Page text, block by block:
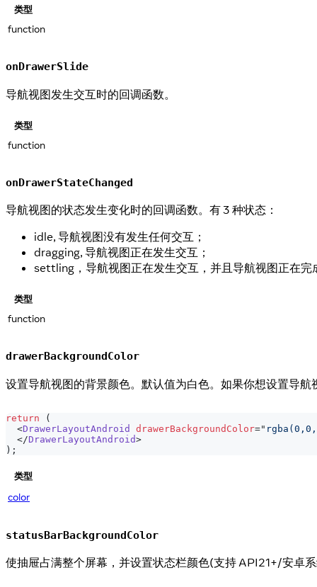
类型
function
onDrawerSlide
导航视图发生交互时的回调函数。
类型
function
onDrawerStateChanged
导航视图的状态发生变化时的回调函数。有 3 种状态：
idle, 导航视图没有发生任何交互；
dragging, 导航视图正在发生交互；
settling，导航视图正在发生交互，并且导航视图正在完
类型
function
drawerBackgroundColor
设置导航视图的背景颜色。默认值为白色。如果你想设置导
return
(
<DrawerLayoutAndroid drawerBackgroundColor="
</DrawerLayoutAndroid>
) ;
类型
color
statusBarBackgroundColor
使抽屉占满整个屏幕，并设置状态栏颜色(支持 API21+/安卓